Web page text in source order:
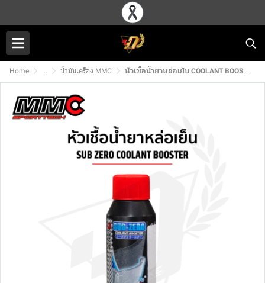
Home ... น้ำมันเครื่อง MMC หัวเชื้อน้ำยาหล่อเย็น COOLANT BOOSTER